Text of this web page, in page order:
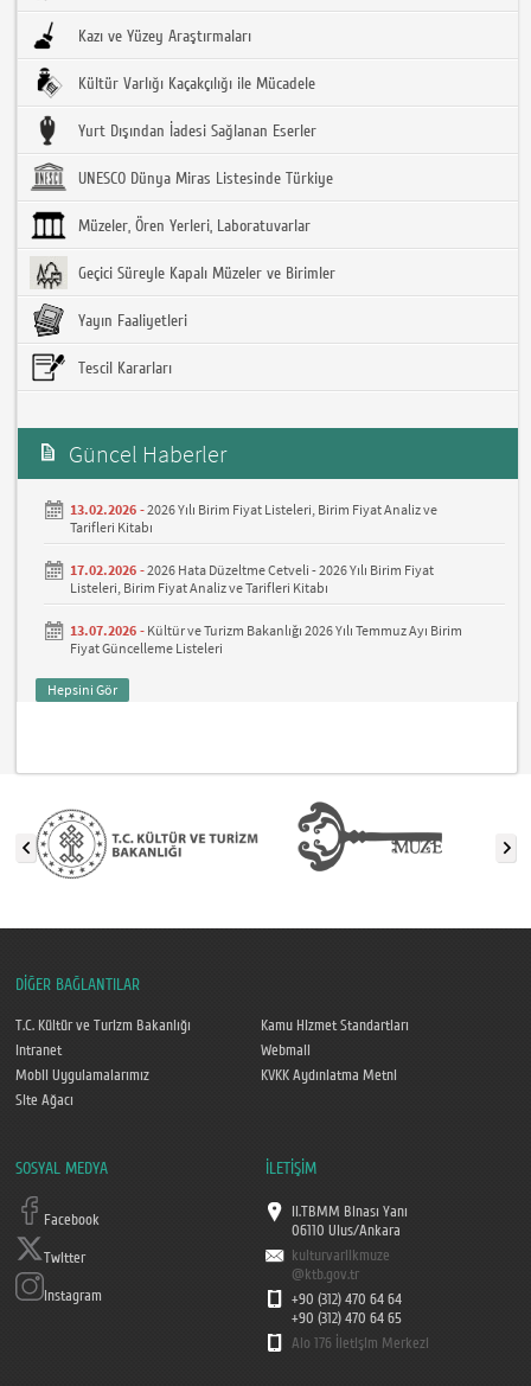
Kazı ve Yüzey Araştırmaları
Kültür Varlığı Kaçakçılığı ile Mücadele
Yurt Dışından İadesi Sağlanan Eserler
UNESCO Dünya Miras Listesinde Türkiye
Müzeler, Ören Yerleri, Laboratuvarlar
Geçici Süreyle Kapalı Müzeler ve Birimler
Yayın Faaliyetleri
Tescil Kararları
Güncel Haberler
13.02.2026 -2026 Yılı Birim Fiyat Listeleri, Birim Fiyat Analiz ve
Tarifleri Kitabı
17.02.2026 -2026 Hata Düzeltme Cetveli - 2026 Yılı Birim Fiyat
Listeleri, Birim Fiyat Analiz ve Tarifleri Kitabı
13.07.2026 - Kültür ve Turizm Bakanlığı 2026 Yılı Temmuz Ayı Birim
Fiyat Güncelleme Listeleri
Hepsini Gör
DİĞER BAĞLANTILAR
T.C. Kültür ve Turizm Bakanlığı
Kamu Hizmet Standartları
Intranet
Webmail
Mobil Uygulamalarımız
KVKK Aydınlatma Metni
Site Ağacı
SOSYAL MEDYA
Facebook
Twitter
Instagram
İLETİŞİM
II.TBMM Binası Yanı
06110 Ulus/Ankara
kulturvarlikmuze
@ktb.gov.tr
+90 (312) 470 64 64
+90 (312) 470 64 65
Alo 176 İletişim Merkezi